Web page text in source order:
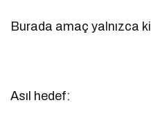
Burada amaç yalnızca
Asıl hedef: